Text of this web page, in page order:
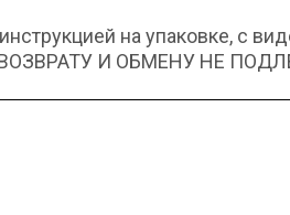
на упаковке, с
И ОБМЕНУ НЕ